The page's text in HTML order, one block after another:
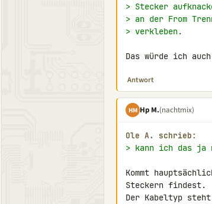
> Stecker
> an der From
> verkleben.
Das würde ich
Antwort
HM Hp M.(nachtmix)
Ole A. schrieb:
> kann ich das
Kommt
Steckern findest.
Der Kabeltyp